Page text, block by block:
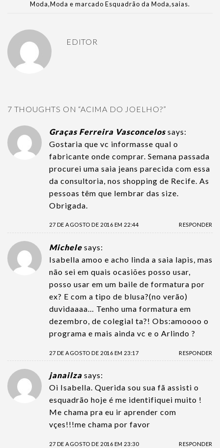
Moda,Moda e marcado Esquadrão da Moda,saias.
EDITOR
7 THOUGHTS ON “ACIMA DO JOELHO?”
Graças Ferreira Vasconcelos says:
Gostaria que vc informasse qual o
fabricante onde comprar. Semana passada
procurei uma saia jeans parecida com essa
da consultoria, nos shopping de Recife. As
pessoas têm que lembrar das size.
Obrigada.
27 DE AGOSTO DE 2016 EM 22:44 RESPONDER
Michele says:
Isabella amoo e acho linda a saia lapis, mas
não sei em quais ocasiões posso usar,
posso usar em um baile de formatura por
ex? E com a tipo de blusa?(no verão)
duvidaaaa… Tenho uma formatura em
dezembro, de colegial ta?! Obs:amoooo o
programa e mais ainda vc e o Arlindo ?
27 DE AGOSTO DE 2016 EM 23:17 RESPONDER
janailza says:
Oi Isabella. Querida sou sua fã assisti o
esquadrão hoje é me identifiquei muito !
Me chama pra eu ir aprender com
vçes!!!me chama por favor
27 DE AGOSTO DE 2016 EM 23:30 RESPONDER